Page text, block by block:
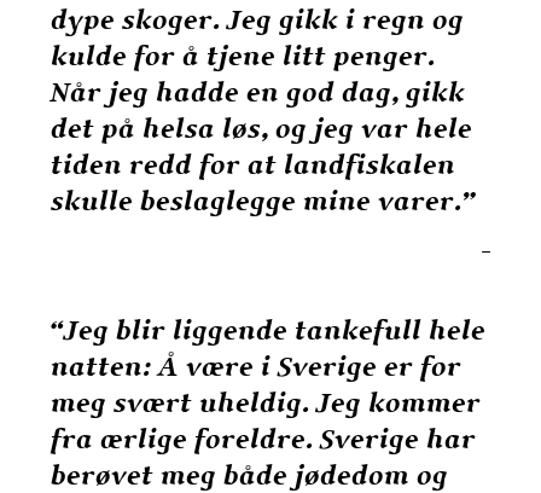
dype skoger. Jeg gikk i regn og
kulde for å tjene litt penger.
Når jeg hadde en god dag, gikk
det på helsa løs, og jeg var hele
tiden redd for at landfiskalen
skulle beslaglegge mine varer.”
–
“Jeg blir liggende tankefull hele
natten: Å være i Sverige er for
meg svært uheldig. Jeg kommer
fra ærlige foreldre. Sverige har
berøvet meg både jødedom og